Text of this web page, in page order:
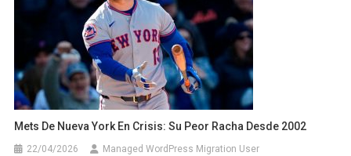
Mets De Nueva York En Crisis: Su Peor Racha Desde 2002
22/04/2026 Managed WordPress Migration User